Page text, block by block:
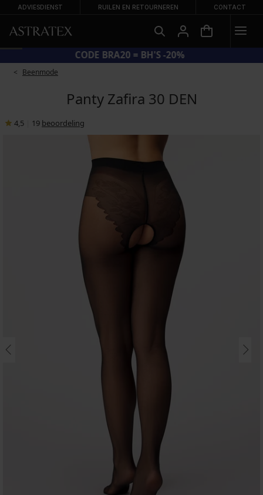
ADVIESDIENST RUILEN EN RETOURNEREN CONTACT
CODE BRA20 = BH'S -20%
Beenmode
Panty Zafira 30 DEN
4,5 19 beoordeling